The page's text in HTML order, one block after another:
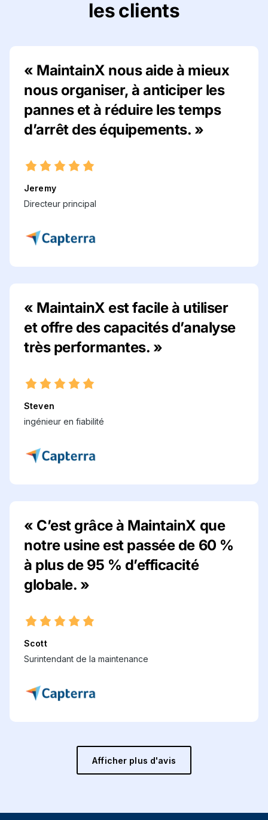
les clients
« MaintainX nous aide à mieux
nous organiser, à anticiper les
pannes et à réduire les temps
d’arrêt des équipements. »
Jeremy
Directeur principal
« MaintainX est facile à utiliser
et offre des capacités d’analyse
très performantes. »
Steven
ingénieur en fiabilité
« C’est grâce à MaintainX que
notre usine est passée de 60 %
à plus de 95 % d’efficacité
globale. »
Scott
Surintendant de la maintenance
Afficher plus d'avis